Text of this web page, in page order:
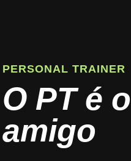
PERSONAL TRAINER
O PT é
amigo